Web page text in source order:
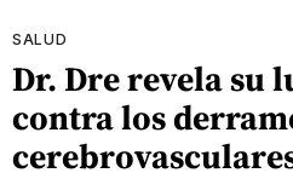
SALUD
Dr. Dre revela su
contra los